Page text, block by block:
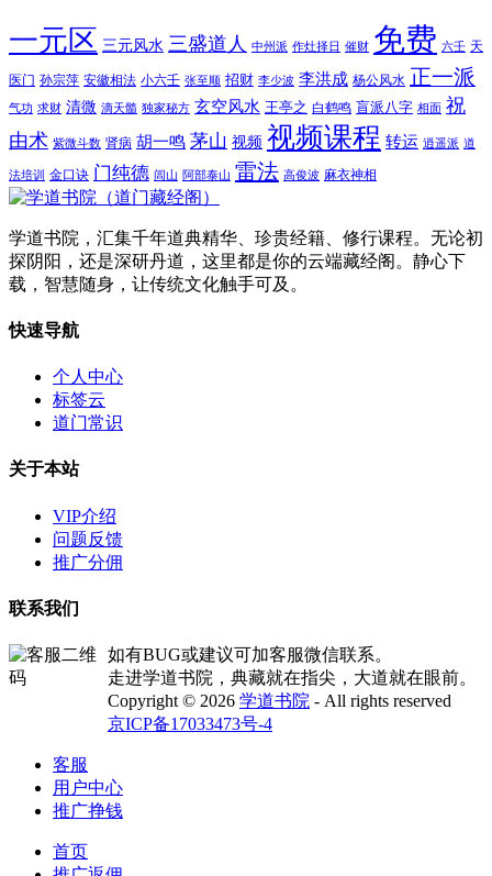
一元区 三元风水 三盛道人 中州派 作灶择日 催财 免费 六壬 天
医门 孙宗萍 安徽相法 小六壬 张至顺 招财 李少波 李洪成 杨公风水 正一派
气功 求财 清微 滴天髓 独家秘方 玄空风水 王亭之 白鹤鸣 盲派八字 相面 祝
由术 紫微斗数 肾病 胡一鸣 茅山 视频 视频课程 转运 逍遥派 道
法培训 金口诀 门纯德 闾山 阿部泰山 雷法 高俊波 麻衣神相
学道书院，汇集千年道典精华、珍贵经籍、修行课程。无论初
探阴阳，还是深研丹道，这里都是你的云端藏经阁。静心下
载，智慧随身，让传统文化触手可及。
快速导航
个人中心
标签云
道门常识
关于本站
VIP介绍
问题反馈
推广分佣
联系我们
如有BUG或建议可加客服微信联系。
走进学道书院，典藏就在指尖，大道就在眼前。
Copyright © 2026 学道书院 - All rights reserved
京ICP备17033473号-4
客服
用户中心
推广挣钱
首页